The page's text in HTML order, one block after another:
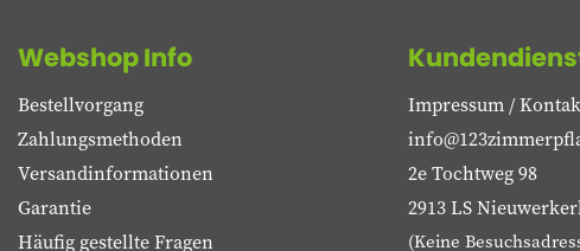
Webshop Info
Bestellvorgang
Zahlungsmethoden
Versandinformationen
Garantie
Häufig gestellte Fragen
Impressum /
2e Tochtweg 98
2913 LS
(Keine